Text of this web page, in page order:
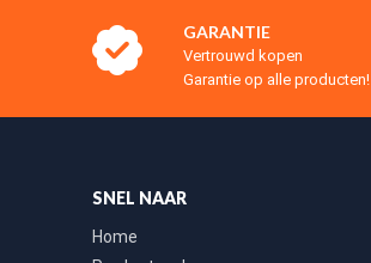
GARANTIE
Vertrouwd kopen
Garantie op alle producten!
SNEL NAAR
Home